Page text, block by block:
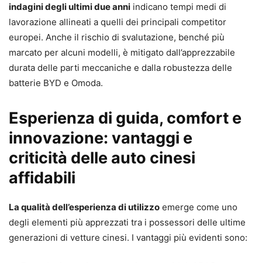
indagini degli ultimi due anni indicano tempi medi di
lavorazione allineati a quelli dei principali competitor
europei. Anche il rischio di svalutazione, benché più
marcato per alcuni modelli, è mitigato dall’apprezzabile
durata delle parti meccaniche e dalla robustezza delle
batterie BYD e Omoda.
Esperienza di guida, comfort e
innovazione: vantaggi e
criticità delle auto cinesi
affidabili
La qualità dell’esperienza di utilizzo emerge come uno
degli elementi più apprezzati tra i possessori delle ultime
generazioni di vetture cinesi. I vantaggi più evidenti sono: